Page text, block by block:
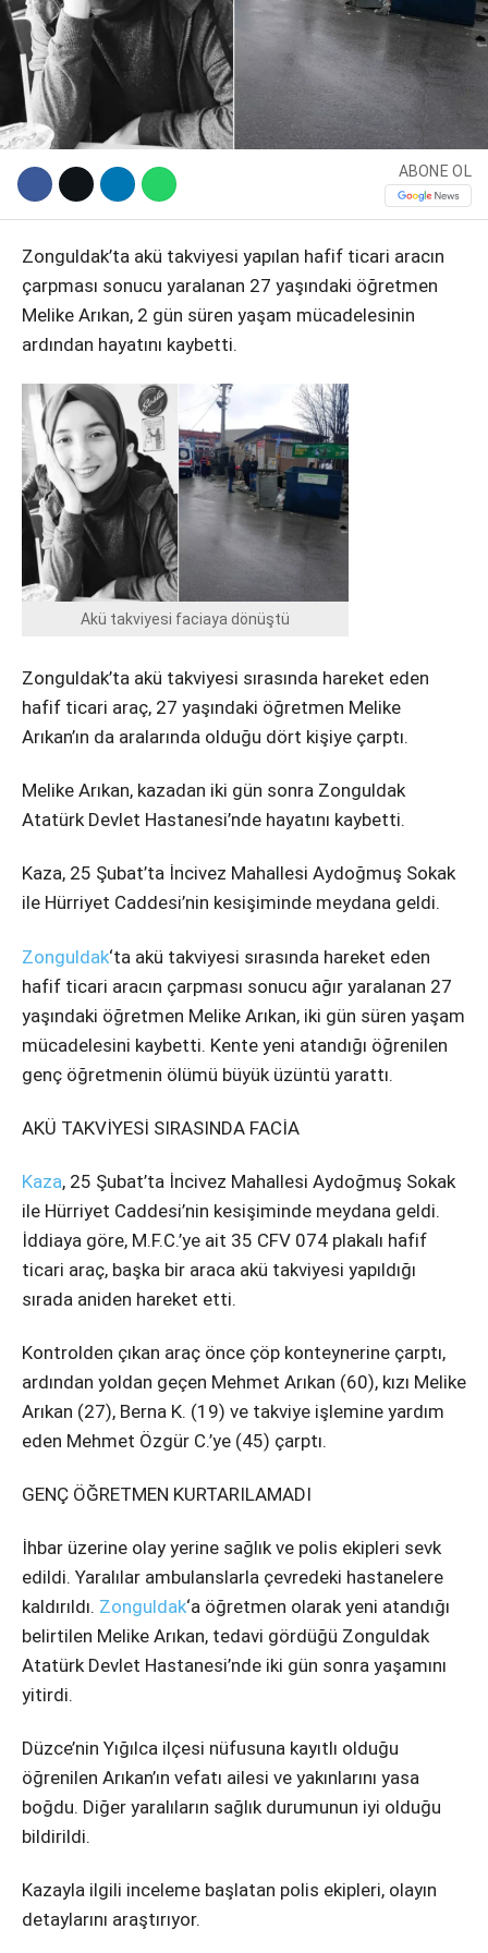
WhatsApp İhbar Hattı
Facebook
Instagram
ABONE OL
Zonguldak’ta akü takviyesi yapılan hafif ticari aracın
çarpması sonucu yaralanan 27 yaşındaki öğretmen
Melike Arıkan, 2 gün süren yaşam mücadelesinin
ardından hayatını kaybetti.
Akü takviyesi faciaya dönüştü
Zonguldak’ta akü takviyesi sırasında hareket eden
hafif ticari araç, 27 yaşındaki öğretmen Melike
Arıkan’ın da aralarında olduğu dört kişiye çarptı.
Melike Arıkan, kazadan iki gün sonra Zonguldak
Atatürk Devlet Hastanesi’nde hayatını kaybetti.
Kaza, 25 Şubat’ta İncivez Mahallesi Aydoğmuş Sokak
ile Hürriyet Caddesi’nin kesişiminde meydana geldi.
Zonguldak‘ta akü takviyesi sırasında hareket eden
hafif ticari aracın çarpması sonucu ağır yaralanan 27
yaşındaki öğretmen Melike Arıkan, iki gün süren yaşam
mücadelesini kaybetti. Kente yeni atandığı öğrenilen
genç öğretmenin ölümü büyük üzüntü yarattı.
AKÜ TAKVİYESİ SIRASINDA FACİA
Kaza, 25 Şubat’ta İncivez Mahallesi Aydoğmuş Sokak
ile Hürriyet Caddesi’nin kesişiminde meydana geldi.
İddiaya göre, M.F.C.’ye ait 35 CFV 074 plakalı hafif
ticari araç, başka bir araca akü takviyesi yapıldığı
sırada aniden hareket etti.
Kontrolden çıkan araç önce çöp konteynerine çarptı,
ardından yoldan geçen Mehmet Arıkan (60), kızı Melike
Arıkan (27), Berna K. (19) ve takviye işlemine yardım
eden Mehmet Özgür C.’ye (45) çarptı.
GENÇ ÖĞRETMEN KURTARILAMADI
İhbar üzerine olay yerine sağlık ve polis ekipleri sevk
edildi. Yaralılar ambulanslarla çevredeki hastanelere
kaldırıldı. Zonguldak‘a öğretmen olarak yeni atandığı
belirtilen Melike Arıkan, tedavi gördüğü Zonguldak
Atatürk Devlet Hastanesi’nde iki gün sonra yaşamını
yitirdi.
Düzce’nin Yığılca ilçesi nüfusuna kayıtlı olduğu
öğrenilen Arıkan’ın vefatı ailesi ve yakınlarını yasa
boğdu. Diğer yaralıların sağlık durumunun iyi olduğu
bildirildi.
Kazayla ilgili inceleme başlatan polis ekipleri, olayın
detaylarını araştırıyor.